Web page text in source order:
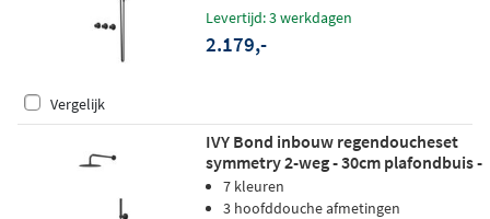
Levertijd: 3 werkdagen
2.179,-
Vergelijk
IVY Bond inbouw regendoucheset
symmetry 2-weg - 30cm plafondbuis -
30cm slim hoofddouche - glijstang -
3-standen handdouche - mat zwart
7 kleuren
3 hoofddouche afmetingen